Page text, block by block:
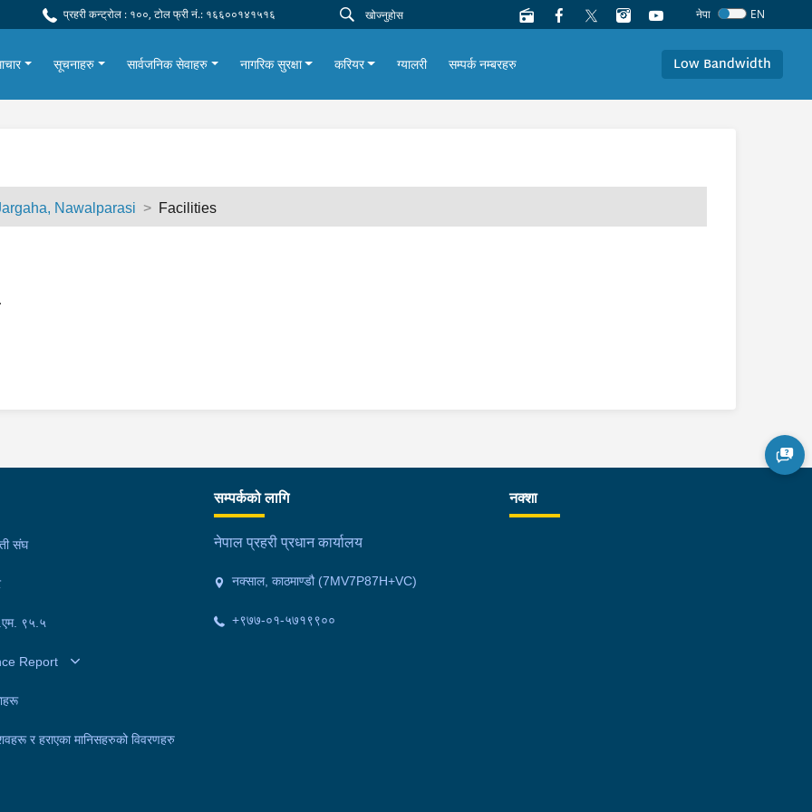
प्रहरी कन्ट्रोल : १००, टोल फ्री नं.: १६६००१४१५१६ नेपा EN
सूचनाहरु सार्वजनिक सेवाहरु नागरिक सुरक्षा करियर ग्यालरी सम्पर्क नम्बरहरु Low Bandwidth
Nawalparasi Facilities
संघ
९५.५
Report
र हराएका मानिसहरुको विवरणहरु
सम्पर्कको लागि
नेपाल प्रहरी प्रधान कार्यालय
नक्साल, काठमाण्डौ (7MV7P87H+VC)
+९७७-०१-५७१९९००
नक्शा